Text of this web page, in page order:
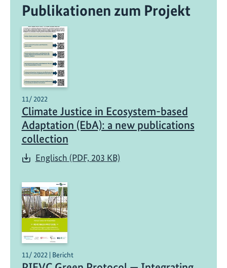
Publikationen zum Projekt
11/ 2022
Climate Justice in Ecosystem-based
Adaptation (EbA): a new publications
collection
Englisch (PDF, 203 KB)
11/ 2022 | Bericht